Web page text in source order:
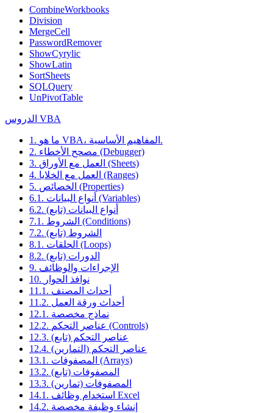
CombineWorkbooks
Division
MergeCell
PasswordRemover
ShowCyrylic
ShowLatin
SortSheets
SQLQuery
UnPivotTable
الدروس VBA
1. ما هو VBA، المفاهيم الأساسية.
2. مصحح الأخطاء (Debugger)
3. العمل مع الأوراق (Sheets)
4. العمل مع الخلايا (Ranges)
5. الخصائص (Properties)
6.1. أنواع البيانات (Variables)
6.2. أنواع البيانات (تابع)
7.1. الشروط (Conditions)
7.2. الشروط (تابع)
8.1. الحلقات (Loops)
8.2. الدورات (تابع)
9. الإجراءات والوظائف
10. نوافذ الحوار
11.1. أحداث المصنف
11.2. أحداث ورقة العمل
12.1. نماذج مخصصة
12.2. عناصر التحكم (Controls)
12.3. عناصر التحكم (تابع)
12.4. عناصر التحكم (التمارين)
13.1. المصفوفات (Arrays)
13.2. المصفوفات (تابع)
13.3. المصفوفات (تمارين)
14.1. استخدام وظائف Excel
14.2. إنشاء وظيفة مخصصة